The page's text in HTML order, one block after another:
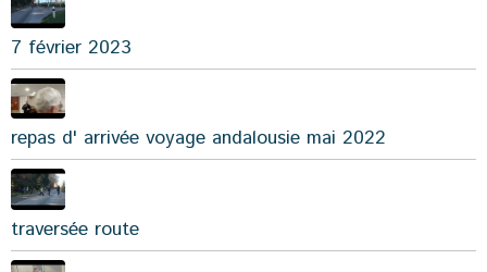
7 février 2023
repas d' arrivée voyage andalousie mai 2022
traversée route